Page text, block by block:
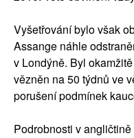
Vyšetřování bylo však
Assange náhle
v Londýně. Byl
vězněn na 50 týdnů ve
porušení podmínek
Podrobnosti v angličtině